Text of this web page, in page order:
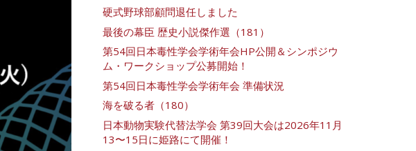
硬式野球部顧問退任しました
最後の幕臣 歴史小説傑作選（181）
第54回日本毒性学会学術年会HP公開＆シンポジウ
ム・ワークショップ公募開始！
第54回日本毒性学会学術年会 準備状況
海を破る者（180）
日本動物実験代替法学会 第39回大会は2026年11月
13〜15日に姫路にて開催！